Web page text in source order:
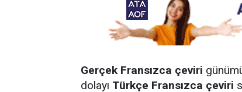
Gerçek Fransızca çeviri
dolayı Türkçe Fransızca çeviri